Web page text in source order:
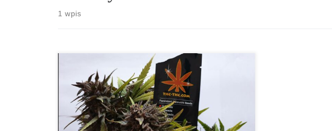
1 wpis
Sklepy z produktami konopnymi pojawiają się jak grzyby po
deszczu. […]